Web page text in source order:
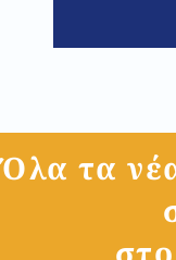
Όλα τα